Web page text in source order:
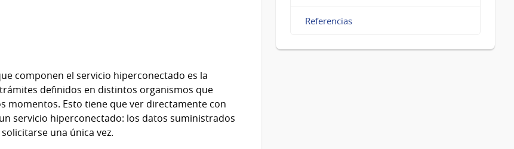
componen el servicio hiperconectado es la
definidos en distintos organismos que
momentos. Esto tiene que ver directamente con
servicio hiperconectado: los datos suministrados
una única vez.
Referencias